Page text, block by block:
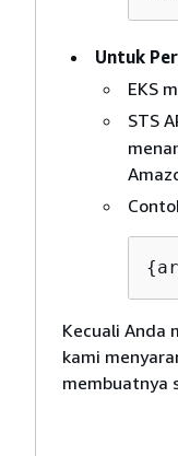
Untuk
EKS
STS
{
Kecuali Anda
kami
membuatnya